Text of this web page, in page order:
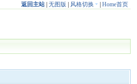
返回主站| 无图版 风格切换 Home首页